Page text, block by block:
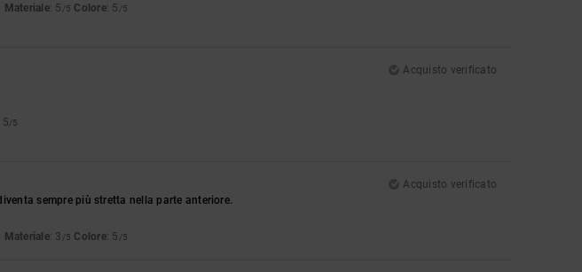
Materiale: 5 /5 Colore: 5 /5
Acquisto verificato
5/5
Acquisto verificato
sempre più stretta nella parte anteriore.
Materiale: 3 /5 Colore: 5 /5